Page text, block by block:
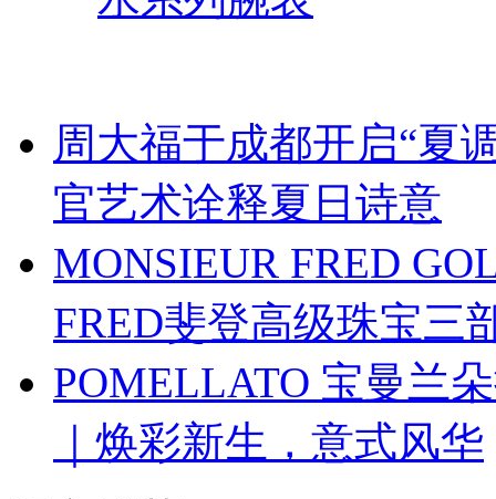
周大福于成都开启“夏
官艺术诠释夏日诗意
MONSIEUR FRED
FRED斐登高级珠宝三
POMELLATO 宝曼兰
｜焕彩新生，意式风华